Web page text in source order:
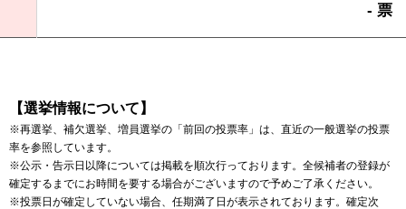
- 票
【選挙情報について】
※再選挙、補欠選挙、増員選挙の「前回の投票率」は、直近の一般選挙の投票
率を参照しています。
※公示・告示日以降については掲載を順次行っております。全候補者の登録が
確定するまでにお時間を要する場合がございますので予めご了承ください。
※投票日が確定していない場合、任期満了日が表示されております。確定次